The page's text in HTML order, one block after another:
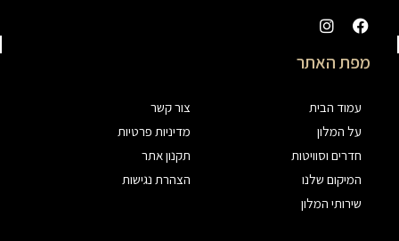
מפת האתר
עמוד הבית
על המלון
חדרים וסוויטות
המיקום שלנו
שירותי המלון
צור קשר
מדיניות פרטיות
תקנון אתר
הצהרת נגישות